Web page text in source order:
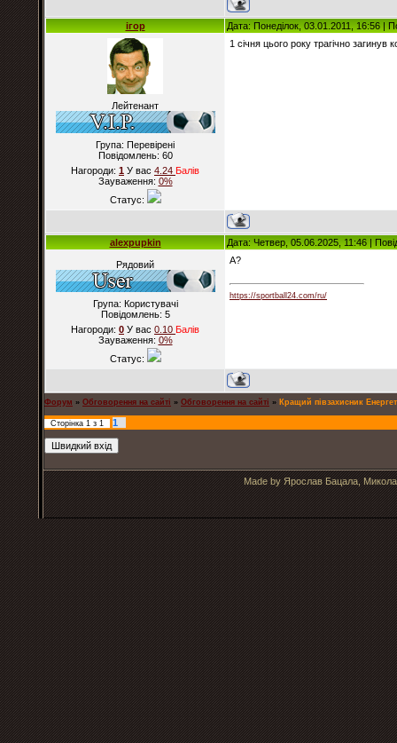
ігор Дата: Понеділок, 03.01.2011, 16:56 |
Лейтенант
Група: Перевірені
Повідомлень: 60
Нагороди: 1 У вас 4.24 Балiв
Зауваження: 0%
Статус:
1 січня цього року трагічно
alexpupkin Дата: Четвер, 05.06.2025, 11:46 |
Рядовий
Група: Користувачі
Повідомлень: 5
Нагороди: 0 У вас 0.10 Балiв
Зауваження: 0%
Статус:
А?
https://sportball24.com/ru/
Форум » Обговорення на сайті » Обговорення на сайті » Кращий півзахисник
Сторінка 1 з 1 1
Made by Ярослав Бацала,